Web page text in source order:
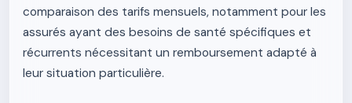
comparaison des tarifs mensuels, notamment pour les
assurés ayant des besoins de santé spécifiques et
récurrents nécessitant un remboursement adapté à
leur situation particulière.